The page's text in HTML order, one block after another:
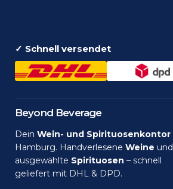
✓ Schnell versendet
Beyond Beverage
Dein Wein- und Spirituosenkontor
Hamburg. Handverlesene Weine und
ausgewählte Spirituosen – schnell
geliefert mit DHL & DPD.